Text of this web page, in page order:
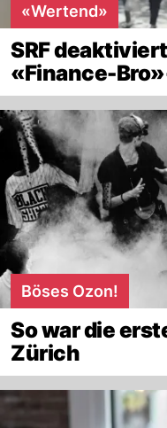
«Wertend»
SRF
«Finance-
Böses Ozon!
So war die
Zürich